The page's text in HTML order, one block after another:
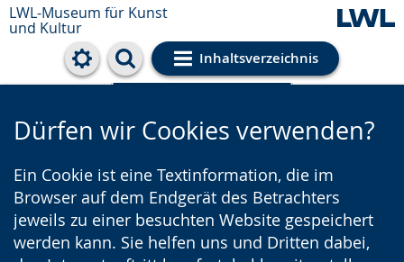
LWL-Museum für Kunst
und Kultur
Inhaltsverzeichnis
Cookie-Einstellungen
Dürfen wir Cookies verwenden?
Ein Cookie ist eine Textinformation, die im
Browser auf dem Endgerät des Betrachters
jeweils zu einer besuchten Website gespeichert
werden kann. Sie helfen uns und Dritten dabei,